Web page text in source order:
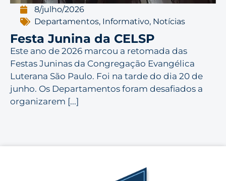
8/julho/2026
Departamentos, Informativo, Notícias
Festa Junina da CELSP
Este ano de 2026 marcou a retomada das
Festas Juninas da Congregação Evangélica
Luterana São Paulo. Foi na tarde do dia 20 de
junho. Os Departamentos foram desafiados a
organizarem [...]